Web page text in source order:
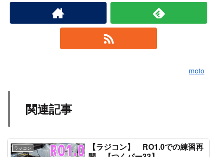
moto
関連記事
ラジコン
【ラジコン】 RO1.0での練習再